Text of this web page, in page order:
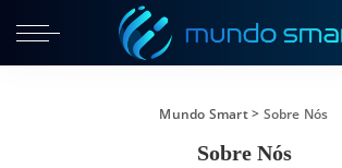
Mundo Smart> Sobre Nós
Sobre Nós